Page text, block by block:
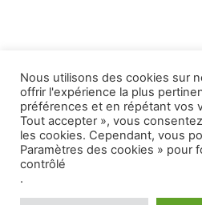
Mentions légales
Tous droits réservés CFE-CGC
Nous utilisons des cookies sur
offrir l'expérience la plus
préférences et en répétant vos
Tout accepter », vous
les cookies. Cependant, vous
Paramètres des cookies » pour
contrôlé
.